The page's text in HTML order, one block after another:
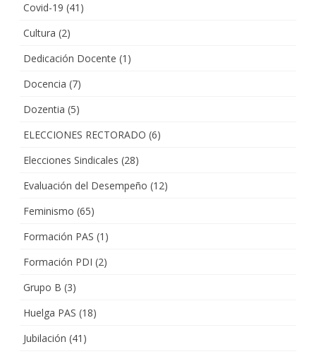
Covid-19 (41)
Cultura (2)
Dedicación Docente (1)
Docencia (7)
Dozentia (5)
ELECCIONES RECTORADO (6)
Elecciones Sindicales (28)
Evaluación del Desempeño (12)
Feminismo (65)
Formación PAS (1)
Formación PDI (2)
Grupo B (3)
Huelga PAS (18)
Jubilación (41)